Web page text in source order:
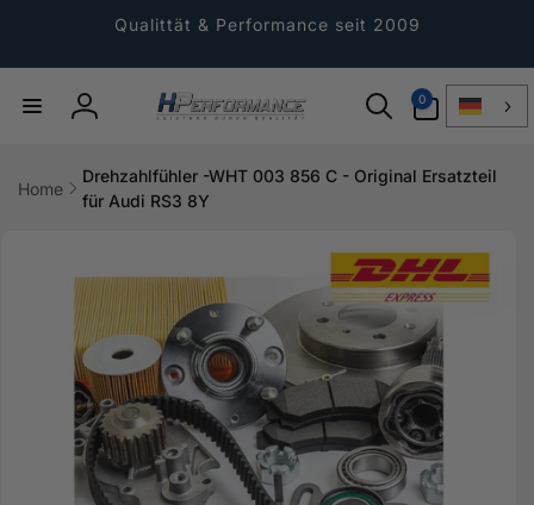
Qualittät & Performance seit 2009
Einloggen
0
Artikel
Home
Drehzahlfühler -WHT 003 856 C - Original Ersatzteil
für Audi RS3 8Y